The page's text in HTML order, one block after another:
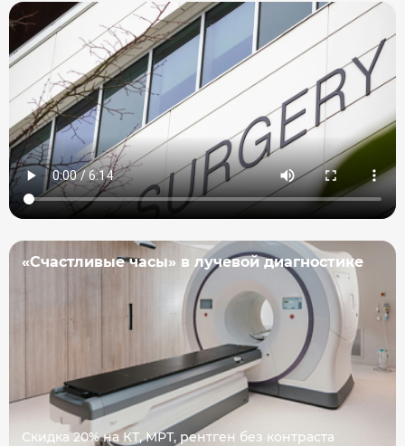
«Счастливые часы» в лучевой диагностике
Скидка 20% на КТ, МРТ, рентген без контраста